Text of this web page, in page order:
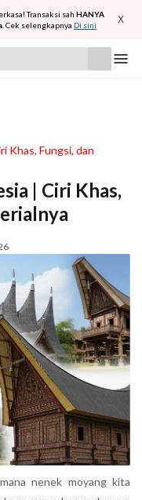
Transaksi sah HANYA
. Cek selengkapnya Di sini X
Khas, Fungsi, dan
| Ciri Khas,
nenek moyang kita